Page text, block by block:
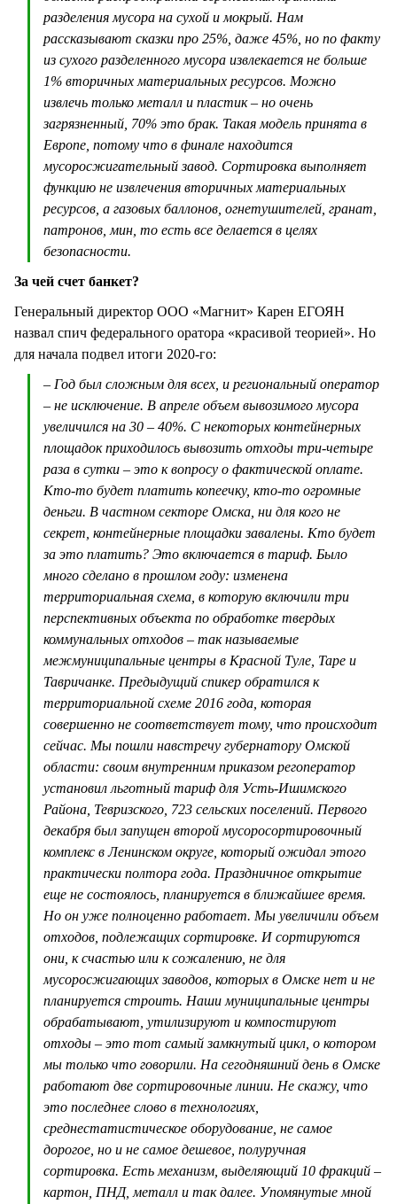
разделения мусора на сухой и мокрый. Нам
рассказывают сказки про 25%, даже 45%, но по факту
из сухого разделенного мусора извлекается не больше
1% вторичных материальных ресурсов. Можно
извлечь только металл и пластик – но очень
загрязненный, 70% это брак. Такая модель принята в
Европе, потому что в финале находится
мусоросжигательный завод. Сортировка выполняет
функцию не извлечения вторичных материальных
ресурсов, а газовых баллонов, огнетушителей, гранат,
патронов, мин, то есть все делается в целях
безопасности.
За чей счет банкет?
Генеральный директор ООО «Магнит» Карен ЕГОЯН
назвал спич федерального оратора «красивой теорией». Но
для начала подвел итоги 2020-го:
– Год был сложным для всех, и региональный оператор
– не исключение. В апреле объем вывозимого мусора
увеличился на 30 – 40%. С некоторых контейнерных
площадок приходилось вывозить отходы три-четыре
раза в сутки – это к вопросу о фактической оплате.
Кто-то будет платить копеечку, кто-то огромные
деньги. В частном секторе Омска, ни для кого не
секрет, контейнерные площадки завалены. Кто будет
за это платить? Это включается в тариф. Было
много сделано в прошлом году: изменена
территориальная схема, в которую включили три
перспективных объекта по обработке твердых
коммунальных отходов – так называемые
межмуниципальные центры в Красной Туле, Таре и
Тавричанке. Предыдущий спикер обратился к
территориальной схеме 2016 года, которая
совершенно не соответствует тому, что происходит
сейчас. Мы пошли навстречу губернатору Омской
области: своим внутренним приказом регоператор
установил льготный тариф для Усть-Ишимского
Района, Тевризского, 723 сельских поселений. Первого
декабря был запущен второй мусоросортировочный
комплекс в Ленинском округе, который ожидал этого
практически полтора года. Праздничное открытие
еще не состоялось, планируется в ближайшее время.
Но он уже полноценно работает. Мы увеличили объем
отходов, подлежащих сортировке. И сортируются
они, к счастью или к сожалению, не для
мусоросжигающих заводов, которых в Омске нет и не
планируется строить. Наши муниципальные центры
обрабатывают, утилизируют и компостируют
отходы – это тот самый замкнутый цикл, о котором
мы только что говорили. На сегодняшний день в Омске
работают две сортировочные линии. Не скажу, что
это последнее слово в технологиях,
среднестатистическое оборудование, не самое
дорогое, но и не самое дешевое, полуручная
сортировка. Есть механизм, выделяющий 10 фракций –
картон, ПНД, металл и так далее. Упомянутые мной